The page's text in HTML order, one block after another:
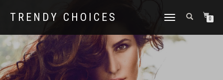
TRENDY CHOICES
SCHAKEL
MENU
0